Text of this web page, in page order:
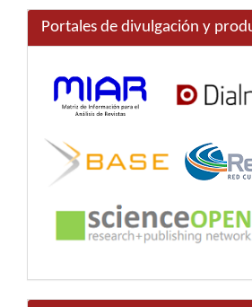
Portales de divulgación y